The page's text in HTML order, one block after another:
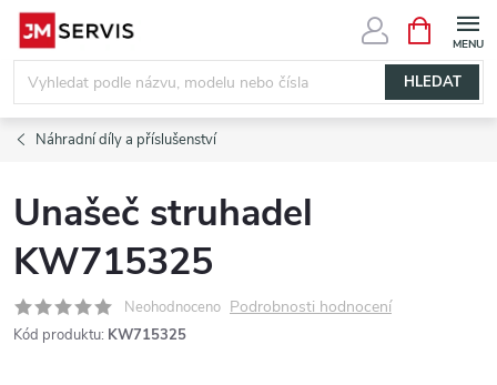
Přejít
obsah
HLEDAT
NÁKUPNÍ
KOŠÍK
Náhradní díly a příslušenství
Unašeč struhadel
KW715325
Neohodnoceno Podrobnosti hodnocení
Kód produktu: KW715325